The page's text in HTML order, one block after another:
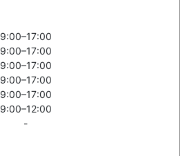
9:00–17:00
9:00–17:00
9:00–17:00
9:00–17:00
9:00–17:00
9:00–12:00
-